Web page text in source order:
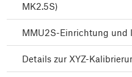
MK2.5S)
MMU2S-Einrichtung und
Details zur XYZ-